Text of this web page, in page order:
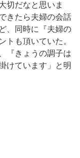
切だなと思いま
きたら夫婦の会話
、同時に『夫婦の
トも頂いていた。
『きょうの調子は
けています」と明